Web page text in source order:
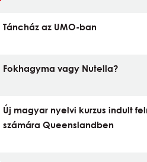
Táncház az UMO-ban
Fokhagyma vagy Nutella?
Új magyar nyelvi kurzus indult
számára Queenslandben